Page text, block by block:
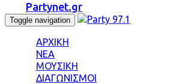
Partynet.gr
Toggle navigation
ΑΡΧΙΚΗ
ΝΕΑ
ΜΟΥΣΙΚΗ
ΔΙΑΓΩΝΙΣΜΟΙ